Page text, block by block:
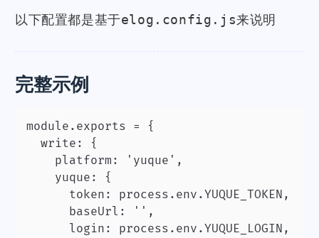
以下配置都是基于elog.config.js来说明
完整示例
module.exports = {
  write: {
    platform: 'yuque',
    yuque: {
      token: process.env.YUQUE_TOKEN,
      baseUrl: '',
      login: process.env.YUQUE_LOGIN,